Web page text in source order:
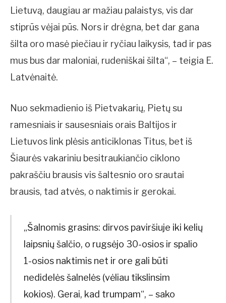
Lietuvą, daugiau ar mažiau palaistys, vis dar
stiprūs vėjai pūs. Nors ir drėgna, bet dar gana
šilta oro masė piečiau ir ryčiau laikysis, tad ir pas
mus bus dar maloniai, rudeniškai šilta“, – teigia E.
Latvėnaitė.
Nuo sekmadienio iš Pietvakarių, Pietų su
ramesniais ir sausesniais orais Baltijos ir
Lietuvos link plėsis anticiklonas Titus, bet iš
Šiaurės vakariniu besitraukiančio ciklono
pakraščiu brausis vis šaltesnio oro srautai
brausis, tad atvės, o naktimis ir gerokai.
„Šalnomis grasins: dirvos paviršiuje iki kelių
laipsnių šalčio, o rugsėjo 30-osios ir spalio
1-osios naktimis net ir ore gali būti
nedidelės šalnelės (vėliau tikslinsim
kokios). Gerai, kad trumpam“, – sako